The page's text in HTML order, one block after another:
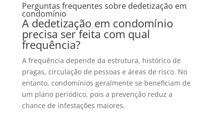
Perguntas frequentes sobre dedetização em
condomínio
A dedetização em condomínio
precisa ser feita com qual
frequência?
A frequência depende da estrutura, histórico de
pragas, circulação de pessoas e áreas de risco. No
entanto, condomínios geralmente se beneficiam de
um plano periódico, pois a prevenção reduz a
chance de infestações maiores.